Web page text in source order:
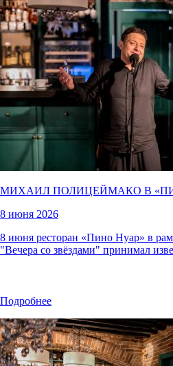
МИХАИЛ ПОЛИЦЕЙМАКО В «
8 июня 2026
8 июня ресторан «Пино Нуар» в
"Вечера со звёздами" принимал
Подробнее